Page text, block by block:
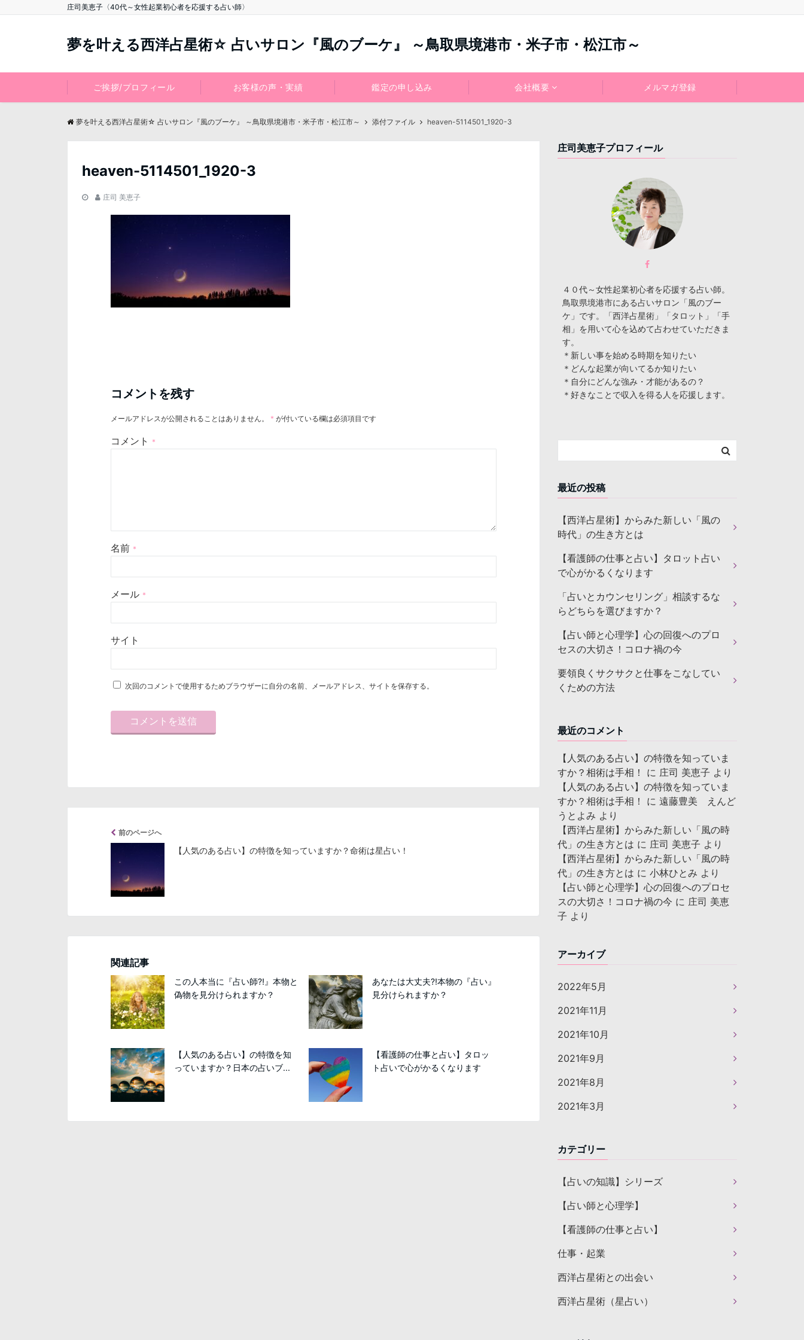
庄司美恵子〈40代～女性起業初心者を応援する占い師〉
夢を叶える西洋占星術☆ 占いサロン『風のブーケ』 ～鳥取県境港市・米子市・松江市～
ご挨拶/プロフィール お客様の声・実績 鑑定の申し込み 会社概要 メルマガ登録
夢を叶える西洋占星術☆ 占いサロン『風のブーケ』 ～鳥取県境港市・米子市・松江市～ 添付ファイル heaven-5114501_1920-3
heaven-5114501_1920-3
庄司 美恵子
コメントを残す
メールアドレスが公開されることはありません。 * が付いている欄は必須項目です
コメント *
名前 *
メール *
サイト
次回のコメントで使用するためブラウザーに自分の名前、メールアドレス、サイトを保存する。
前のページへ
【人気のある占い】の特徴を知っていますか？命術は星占い！
関連記事
この人本当に『占い師⁈』本物と
偽物を見分けられますか？
あなたは大丈夫⁈本物の『占い』
見分けられますか？
【人気のある占い】の特徴を知
っていますか？日本の占いブ...
【看護師の仕事と占い】タロッ
ト占いで心がかるくなります
庄司美恵子プロフィール
４０代～女性起業初心者を応援する占い師。
鳥取県境港市にある占いサロン「風のブー
ケ」です。「西洋占星術」「タロット」「手
相」を用いて心を込めて占わせていただきま
す。
＊新しい事を始める時期を知りたい
＊どんな起業が向いてるか知りたい
＊自分にどんな強み・才能があるの？
＊好きなことで収入を得る人を応援します。
最近の投稿
【西洋占星術】からみた新しい「風の
時代」の生き方とは
【看護師の仕事と占い】タロット占い
で心がかるくなります
「占いとカウンセリング」相談するな
らどちらを選びますか？
【占い師と心理学】心の回復へのプロ
セスの大切さ！コロナ禍の今
要領良くサクサクと仕事をこなしてい
くための方法
最近のコメント
【人気のある占い】の特徴を知っていま
すか？相術は手相！
に 庄司 美恵子 より
【人気のある占い】の特徴を知っていま
すか？相術は手相！
に 遠藤豊美 えんど
うとよみ より
【西洋占星術】からみた新しい「風の時
代」の生き方とは に 庄司 美恵子 より
【西洋占星術】からみた新しい「風の時
代」の生き方とは に 小林ひとみ より
【占い師と心理学】心の回復へのプロセ
スの大切さ！コロナ禍の今 に 庄司 美恵
子 より
アーカイブ
2022年5月
2021年11月
2021年10月
2021年9月
2021年8月
2021年3月
カテゴリー
【占いの知識】シリーズ
【占い師と心理学】
【看護師の仕事と占い】
仕事・起業
西洋占星術との出会い
西洋占星術（星占い）